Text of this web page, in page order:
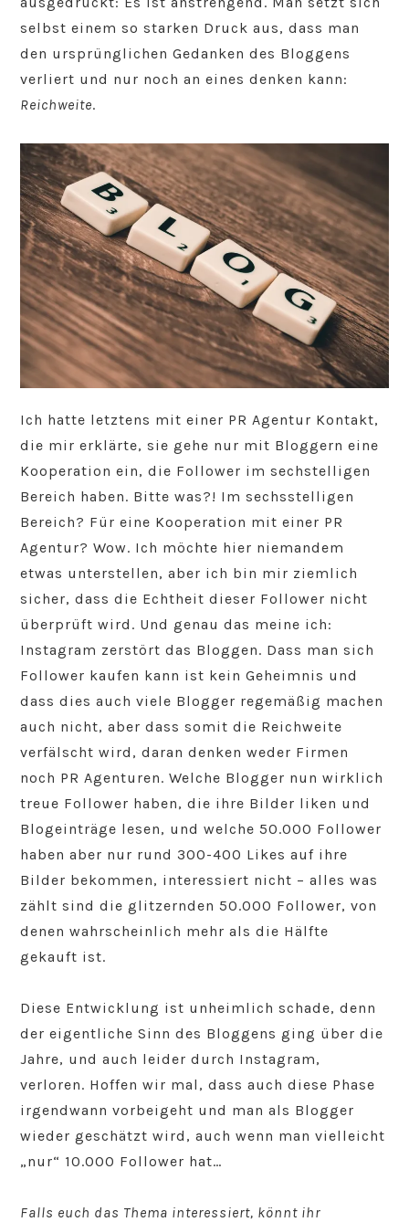
selbst einem so starken Druck aus, dass man
den ursprünglichen Gedanken des Bloggens
verliert und nur noch an eines denken kann:
Reichweite.
Ich hatte letztens mit einer PR Agentur Kontakt,
die mir erklärte, sie gehe nur mit Bloggern eine
Kooperation ein, die Follower im sechstelligen
Bereich haben. Bitte was?! Im sechsstelligen
Bereich? Für eine Kooperation mit einer PR
Agentur? Wow. Ich möchte hier niemandem
etwas unterstellen, aber ich bin mir ziemlich
sicher, dass die Echtheit dieser Follower nicht
überprüft wird. Und genau das meine ich:
Instagram zerstört das Bloggen. Dass man sich
Follower kaufen kann ist kein Geheimnis und
dass dies auch viele Blogger regemäßig machen
auch nicht, aber dass somit die Reichweite
verfälscht wird, daran denken weder Firmen
noch PR Agenturen. Welche Blogger nun wirklich
treue Follower haben, die ihre Bilder liken und
Blogeinträge lesen, und welche 50.000 Follower
haben aber nur rund 300-400 Likes auf ihre
Bilder bekommen, interessiert nicht – alles was
zählt sind die glitzernden 50.000 Follower, von
denen wahrscheinlich mehr als die Hälfte
gekauft ist.
Diese Entwicklung ist unheimlich schade, denn
der eigentliche Sinn des Bloggens ging über die
Jahre, und auch leider durch Instagram,
verloren. Hoffen wir mal, dass auch diese Phase
irgendwann vorbeigeht und man als Blogger
wieder geschätzt wird, auch wenn man vielleicht
„nur“ 10.000 Follower hat…
Falls euch das Thema interessiert, könnt ihr